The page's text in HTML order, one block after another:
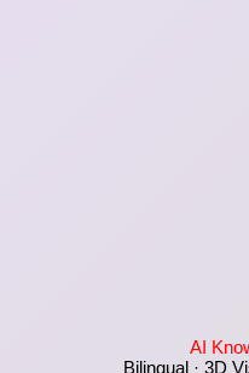
AI
Bilingual · 3D